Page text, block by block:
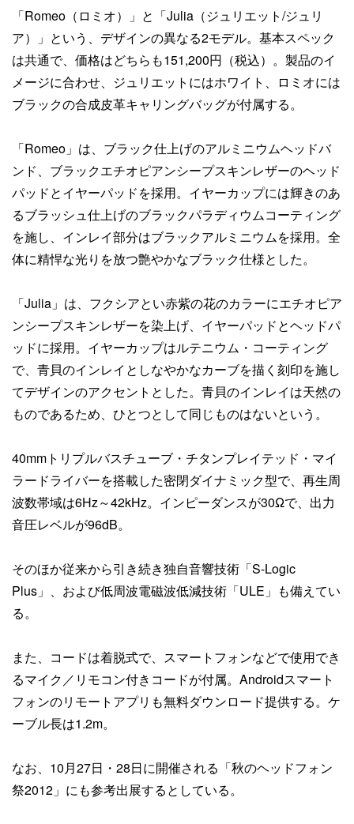
「Romeo（ロミオ）」と「Julia（ジュリエット/ジュリ
ア）」という、デザインの異なる2モデル。基本スペック
は共通で、価格はどちらも151,200円（税込）。製品のイ
メージに合わせ、ジュリエットにはホワイト、ロミオには
ブラックの合成皮革キャリングバッグが付属する。
「Romeo」は、ブラック仕上げのアルミニウムヘッドバ
ンド、ブラックエチオピアンシープスキンレザーのヘッド
パッドとイヤーパッドを採用。イヤーカップには輝きのあ
るブラッシュ仕上げのブラックパラディウムコーティング
を施し、インレイ部分はブラックアルミニウムを採用。全
体に精悍な光りを放つ艶やかなブラック仕様とした。
「Julia」は、フクシアとい赤紫の花のカラーにエチオピア
ンシープスキンレザーを染上げ、イヤーパッドとヘッドパ
ッドに採用。イヤーカップはルテニウム・コーティング
で、青貝のインレイとしなやかなカーブを描く刻印を施し
てデザインのアクセントとした。青貝のインレイは天然の
ものであるため、ひとつとして同じものはないという。
40mmトリプルバスチューブ・チタンプレイテッド・マイ
ラードライバーを搭載した密閉ダイナミック型で、再生周
波数帯域は6Hz～42kHz。インピーダンスが30Ωで、出力
音圧レベルが96dB。
そのほか従来から引き続き独自音響技術「S-Logic
Plus」、および低周波電磁波低減技術「ULE」も備えてい
る。
また、コードは着脱式で、スマートフォンなどで使用でき
るマイク／リモコン付きコードが付属。Androidスマート
フォンのリモートアプリも無料ダウンロード提供する。ケ
ーブル長は1.2m。
なお、10月27日・28日に開催される「秋のヘッドフォン
祭2012」にも参考出展するとしている。